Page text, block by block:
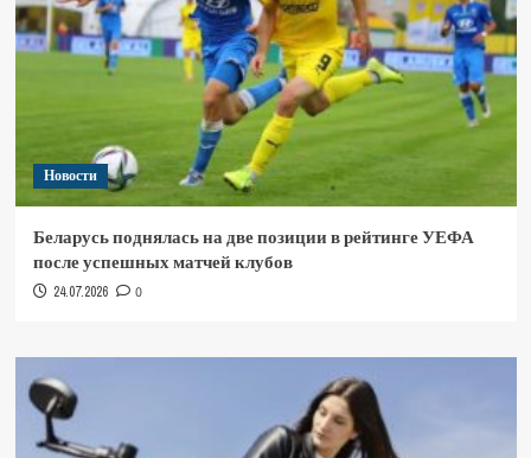
Новости
Беларусь поднялась на две позиции в рейтинге УЕФА
после успешных матчей клубов
24.07.2026 0